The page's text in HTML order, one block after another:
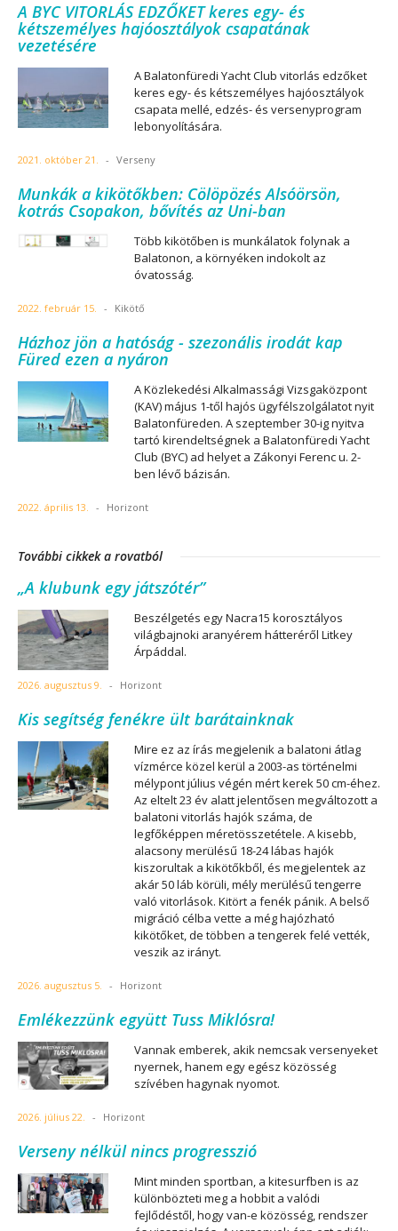
A BYC VITORLÁS EDZŐKET keres egy- és
kétszemélyes hajóosztályok csapatának
vezetésére
A Balatonfüredi Yacht Club vitorlás edzőket
keres egy- és kétszemélyes hajóosztályok
csapata mellé, edzés- és versenyprogram
lebonyolítására.
2021. október 21. - Verseny
Munkák a kikötőkben: Cölöpözés Alsóörsön,
kotrás Csopakon, bővítés az Uni-ban
Több kikötőben is munkálatok folynak a
Balatonon, a környéken indokolt az
óvatosság.
2022. február 15. - Kikötő
Házhoz jön a hatóság - szezonális irodát kap
Füred ezen a nyáron
A Közlekedési Alkalmassági Vizsgaközpont
(KAV) május 1-től hajós ügyfélszolgálatot nyit
Balatonfüreden. A szeptember 30-ig nyitva
tartó kirendeltségnek a Balatonfüredi Yacht
Club (BYC) ad helyet a Zákonyi Ferenc u. 2-
ben lévő bázisán.
2022. április 13. - Horizont
További cikkek a rovatból
„A klubunk egy játszótér”
Beszélgetés egy Nacra15 korosztályos
világbajnoki aranyérem hátteréről Litkey
Árpáddal.
2026. augusztus 9. - Horizont
Kis segítség fenékre ült barátainknak
Mire ez az írás megjelenik a balatoni átlag
vízmérce közel kerül a 2003-as történelmi
mélypont július végén mért kerek 50 cm-éhez.
Az eltelt 23 év alatt jelentősen megváltozott a
balatoni vitorlás hajók száma, de
legfőképpen méretösszetétele. A kisebb,
alacsony merülésű 18-24 lábas hajók
kiszorultak a kikötőkből, és megjelentek az
akár 50 láb körüli, mély merülésű tengerre
való vitorlások. Kitört a fenék pánik. A belső
migráció célba vette a még hajózható
kikötőket, de többen a tengerek felé vették,
veszik az irányt.
2026. augusztus 5. - Horizont
Emlékezzünk együtt Tuss Miklósra!
Vannak emberek, akik nemcsak versenyeket
nyernek, hanem egy egész közösség
szívében hagynak nyomot.
2026. július 22. - Horizont
Verseny nélkül nincs progresszió
Mint minden sportban, a kitesurfben is az
különbözteti meg a hobbit a valódi
fejlődéstől, hogy van-e közösség, rendszer